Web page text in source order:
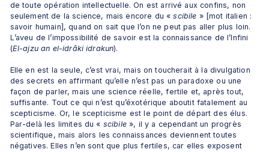
de toute opération intellectuelle. On est arrivé aux confins, non
seulement de la science, mais encore du « scibile » [mot italien :
savoir humain], quand on sait que l’on ne peut pas aller plus loin.
L’aveu de l’impossibilité de savoir est la connaissance de l’Infini
(El-ajzu an el-idrâki idrakun).
Elle en est la seule, c’est vrai, mais on toucherait à la divulgation
des secrets en affirmant qu’elle n’est pas un paradoxe ou une
façon de parler, mais une science réelle, fertile et, après tout,
suffisante. Tout ce qui n’est qu’éxotérique aboutit fatalement au
scepticisme. Or, le scepticisme est le point de départ des élus.
Par-delà les limites du « scibile », il y a cependant un progrès
scientifique, mais alors les connaissances deviennent toutes
négatives. Elles n’en sont que plus fertiles, car elles exposent